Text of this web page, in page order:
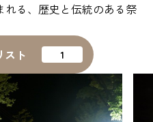
れる、歴史と伝統のある祭
スト